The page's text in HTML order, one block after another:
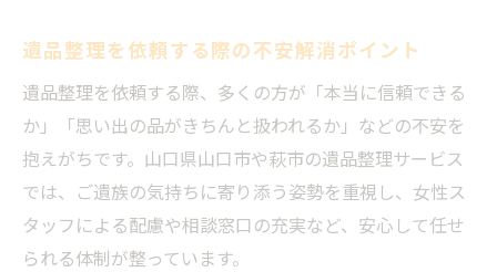
遺品整理を依頼する際の不安解消ポイント
遺品整理を依頼する際、多くの方が「本当に信頼できる
か」「思い出の品がきちんと扱われるか」などの不安を
抱えがちです。山口県山口市や萩市の遺品整理サービス
では、ご遺族の気持ちに寄り添う姿勢を重視し、女性ス
タッフによる配慮や相談窓口の充実など、安心して任せ
られる体制が整っています。